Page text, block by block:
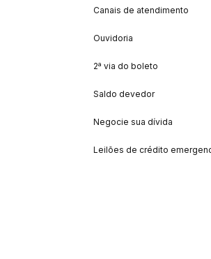
Canais de atendimento
Ouvidoria
2ª via do boleto
Saldo devedor
Negocie sua dívida
Leilões de crédito